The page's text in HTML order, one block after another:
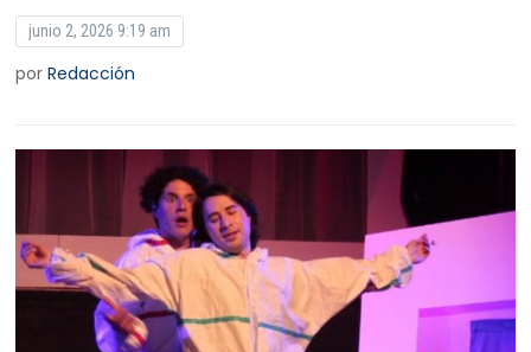
junio 2, 2026 9:19 am
porRedacción